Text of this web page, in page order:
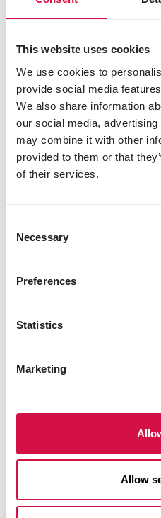
This website uses cookies
We use cookies to
provide social media
We also share information
our social media,
may combine it with other
provided to them or that
of their services.
Selection
Necessary
Preferences
Statistics
Marketing
Allow
HERBIVOREN